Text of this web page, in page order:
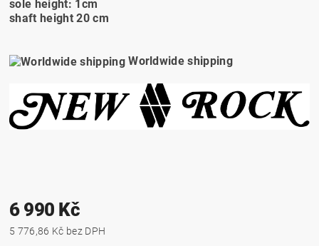
sole height: 1cm
shaft height 20 cm
Worldwide shipping
6 990 Kč
5 776,86 Kč bez DPH